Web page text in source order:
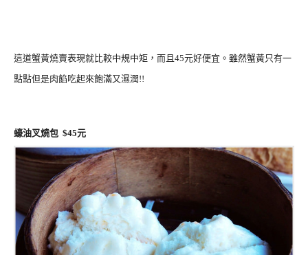
這道蟹黃燒賣表現就比較中規中矩，而且45元好便宜。雖然蟹黃只有一
點點但是肉餡吃起來飽滿又濕潤!!
蠔油叉燒包 $45元